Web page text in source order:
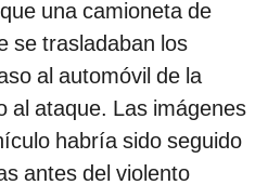
una camioneta de
se trasladaban los
al automóvil de la
al ataque. Las imágenes
habría sido seguido
antes del violento